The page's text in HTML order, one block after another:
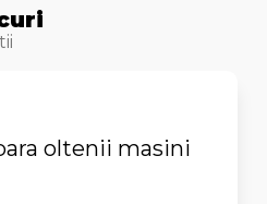
oltenii masini